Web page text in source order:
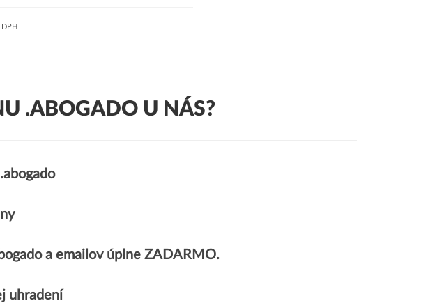
.ABOGADO U NÁS?
a emailov úplne ZADARMO.
uhradení